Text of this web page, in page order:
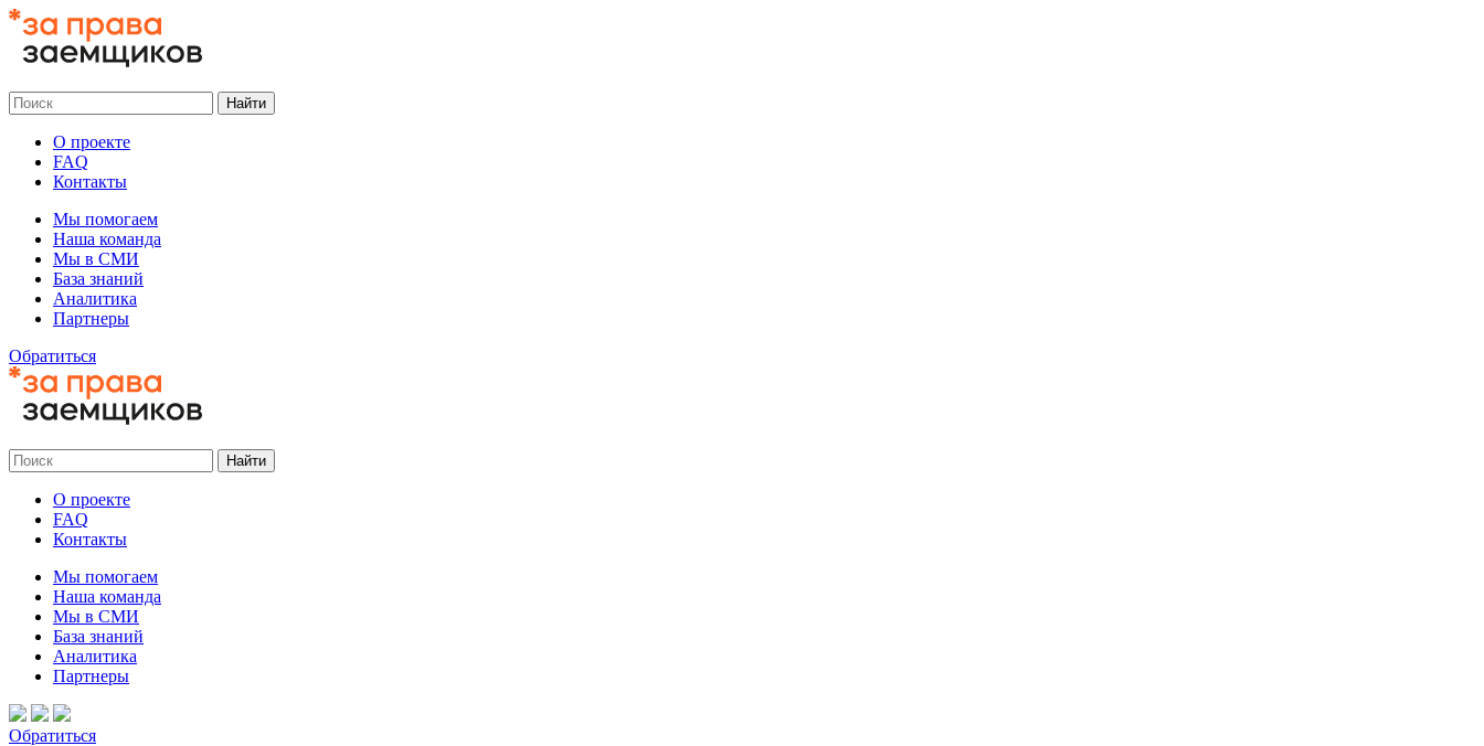
О проекте
FAQ
Контакты
Мы помогаем
Наша команда
Мы в СМИ
База знаний
Аналитика
Партнеры
Обратиться
О проекте
FAQ
Контакты
Мы помогаем
Наша команда
Мы в СМИ
База знаний
Аналитика
Партнеры
Обратиться